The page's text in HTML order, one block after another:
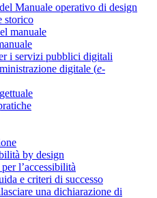
Manuale operativo di design
storico
manuale
i servizi pubblici digitali
digitale (e-
by design
l’accessibilità
e criteri di successo
una dichiarazione di